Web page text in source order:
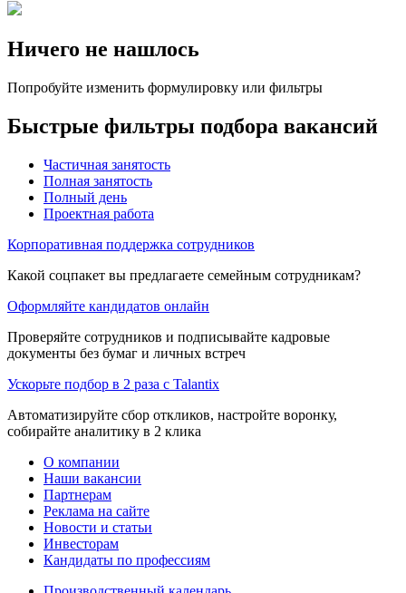
Ничего не нашлось
Попробуйте изменить формулировку или фильтры
Быстрые фильтры подбора вакансий
Частичная занятость
Полная занятость
Полный день
Проектная работа
Корпоративная поддержка сотрудников
Какой соцпакет вы предлагаете семейным сотрудникам?
Оформляйте кандидатов онлайн
Проверяйте сотрудников и подписывайте кадровые
документы без бумаг и личных встреч
Ускорьте подбор в 2 раза с Talantix
Автоматизируйте сбор откликов, настройте воронку,
собирайте аналитику в 2 клика
О компании
Наши вакансии
Партнерам
Реклама на сайте
Новости и статьи
Инвесторам
Кандидаты по профессиям